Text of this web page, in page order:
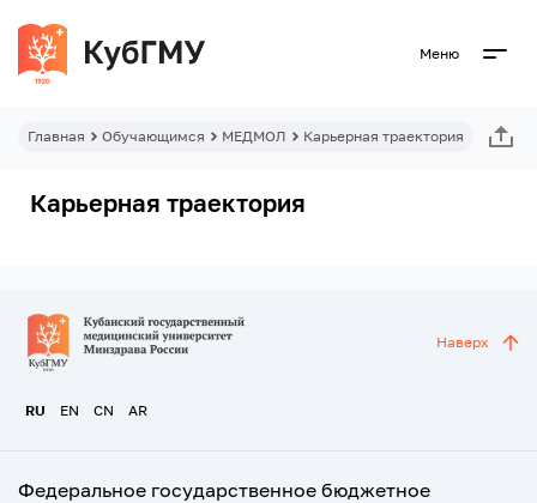
Меню
Главная Обучающимся МЕДМОЛ Карьерная траектория
Карьерная траектория
RU EN CN AR
Наверх
Федеральное государственное бюджетное